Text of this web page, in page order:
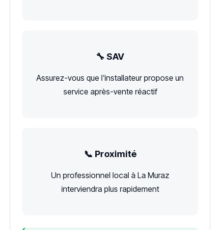
🔧 SAV
Assurez-vous que l'installateur propose un
service après-vente réactif
📞 Proximité
Un professionnel local à La Muraz
interviendra plus rapidement